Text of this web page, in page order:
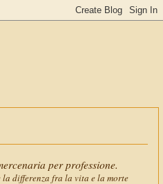
per professione.
differenza fra la vita e la morte